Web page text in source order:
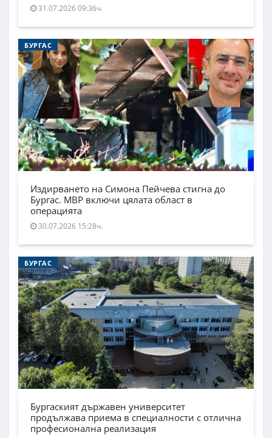
31.07.2026 09:36ч.
БУРГАС
Издирването на Симона Пейчева стигна до
Бургас. МВР включи цялата област в
операцията
30.07.2026 15:28ч.
БУРГАС
Бургаският държавен университет
продължава приема в специалности с отлична
професионална реализация